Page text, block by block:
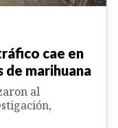
cae en
de marihuana
al